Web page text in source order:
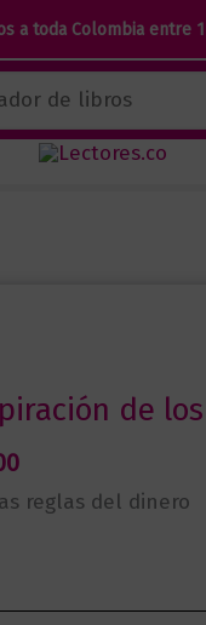
a toda Colombia entre
de
reglas del dinero